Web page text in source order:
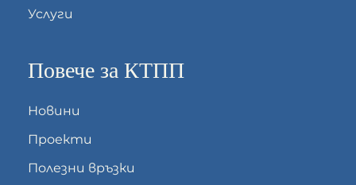
Услуги
Повече за КТПП
Новини
Проекти
Полезни връзки